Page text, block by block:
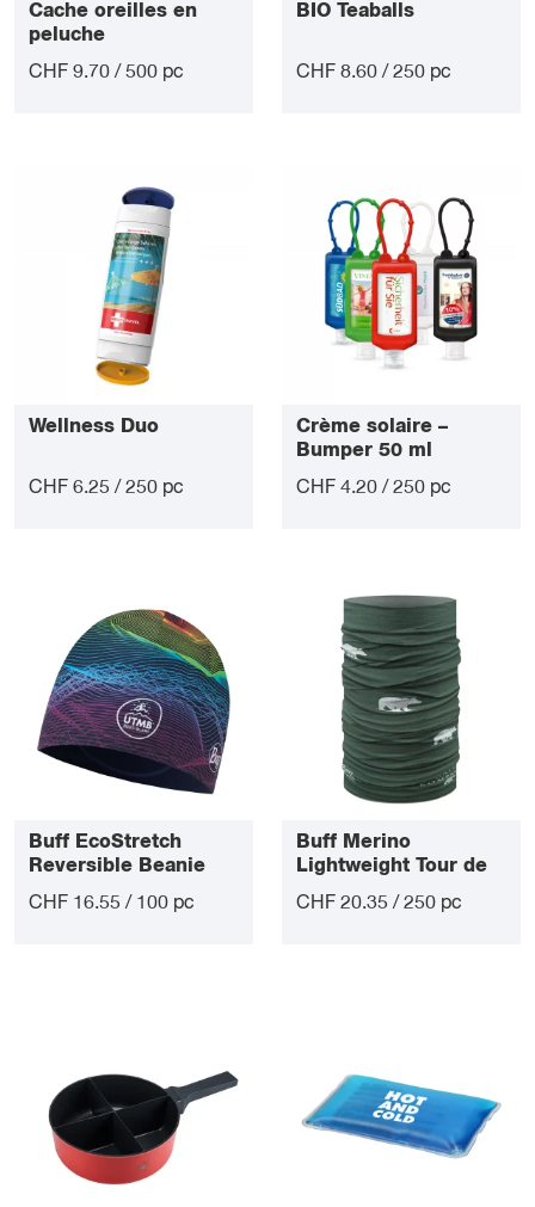
Cache oreilles en
peluche
CHF 9.70 / 500 pc
BIO Teaballs
CHF 8.60 / 250 pc
Wellness Duo
CHF 6.25 / 250 pc
Crème solaire –
Bumper 50 ml
CHF 4.20 / 250 pc
Buff EcoStretch
Reversible Beanie
CHF 16.55 / 100 pc
Buff Merino
Lightweight Tour de
CHF 20.35 / 250 pc